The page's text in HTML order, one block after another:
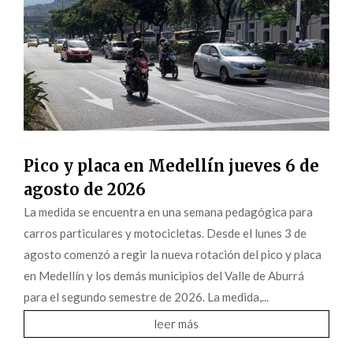
Pico y placa en Medellín jueves 6 de
agosto de 2026
La medida se encuentra en una semana pedagógica para
carros particulares y motocicletas. Desde el lunes 3 de
agosto comenzó a regir la nueva rotación del pico y placa
en Medellín y los demás municipios del Valle de Aburrá
para el segundo semestre de 2026. La medida,...
leer más